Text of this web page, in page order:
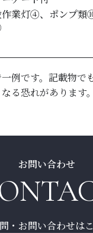
作業灯④、ポンプ類
例です。記載物で
る恐れがあります。
お問い合わせ
・お問い合わせは